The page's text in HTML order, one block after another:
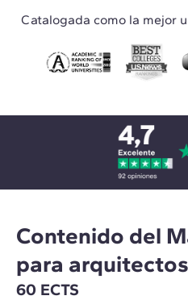
Catalogada como la mejor
Contenido del
para
60 ECTS